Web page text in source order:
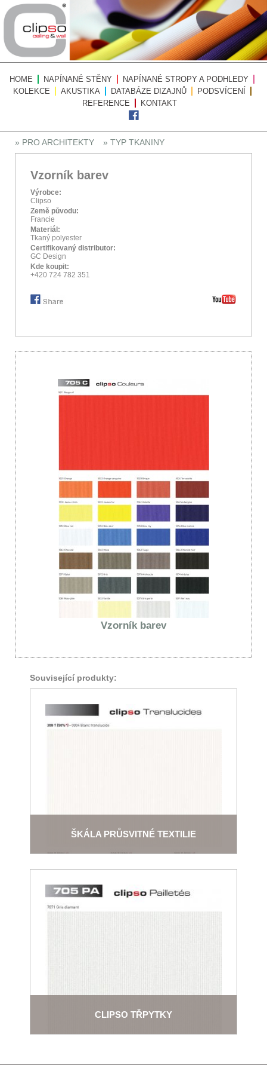
HOME NAPÍNANÉ STĚNY
NAPÍNANÉ STROPY A PODHLEDY
KOLEKCE
AKUSTIKA DATABÁZE DIZAJNŮ
PODSVÍCENÍ
REFERENCE
KONTAKT
» PRO ARCHITEKTY » TYP TKANINY
Vzorník barev
Výrobce:
Clipso
Země původu:
Francie
Materiál:
Tkaný polyester
Certifikovaný distributor:
GC Design
Kde koupit:
+420 724 782 351
Vzorník barev
Související produkty:
ŠKÁLA PRŮSVITNÉ TEXTILIE
CLIPSO TŘPYTKY